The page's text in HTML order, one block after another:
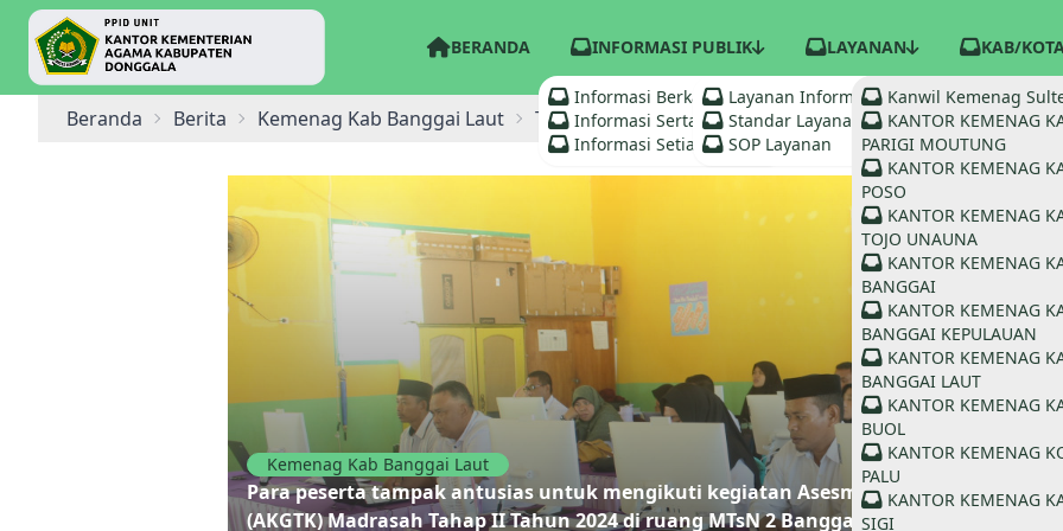
BERANDA INFORMASI PUBLIK
Informasi Berkala
Informasi Serta Merta
Informasi Setiap Saat
LAYANAN
Layanan Informasi
Standar Layanan
SOP Layanan
KAB/
Kanwil Kemenag
KANTOR KEMENAG
PARIGI MOUTUNG
KANTOR KEMENAG
POSO
KANTOR KEMENAG
TOJO UNAUNA
KANTOR KEMENAG
BANGGAI
KANTOR KEMENAG
BANGGAI KEPULAUAN
KANTOR KEMENAG
BANGGAI LAUT
KANTOR KEMENAG
BUOL
KANTOR KEMENAG
PALU
KANTOR KEMENAG
SIGI
Beranda Berita Kemenag Kab Banggai Laut Tingkatkan Profesionalisme, Guru Madrasah di Banggai
Kemenag Kab Banggai Laut
Para peserta tampak antusias untuk mengikuti kegiatan Asesmen Kompetensi Guru
(AKGTK) Madrasah Tahap II Tahun 2024 di ruang MTsN 2 Banggai Laut